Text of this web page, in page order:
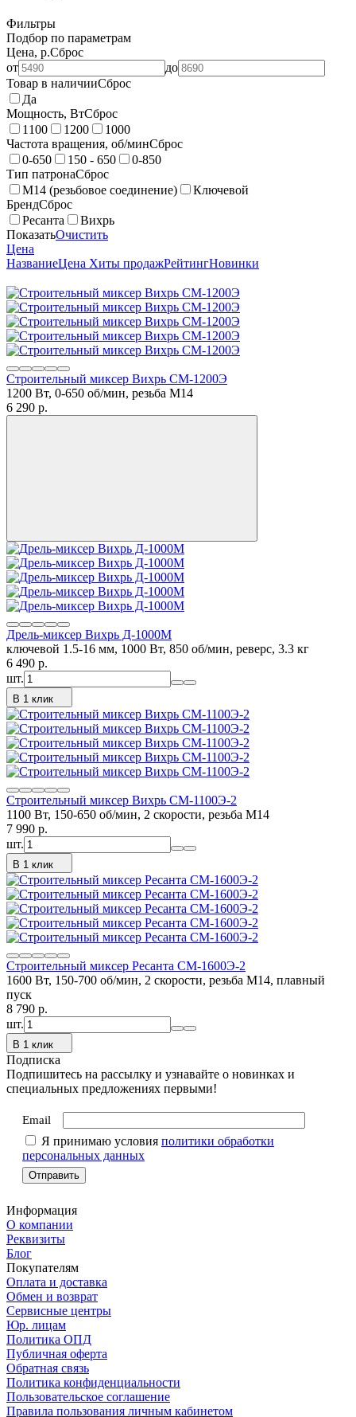
Фильтры
Подбор по параметрам
Цена, р.Сброс
от
до
Товар в наличииСброс
Да
Мощность, ВтСброс
1100
1200
1000
Частота вращения, об/минСброс
0-650
150 - 650
0-850
Тип патронаСброс
М14 (резьбовое соединение)
Ключевой
БрендСброс
Ресанта
Вихрь
ПоказатьОчистить
Цена
НазваниеЦена Хиты продажРейтингНовинки
Строительный миксер Вихрь СМ-1200Э
1200 Вт, 0-650 об/мин, резьба М14
6 290 p.
Дрель-миксер Вихрь Д-1000М
ключевой 1.5-16 мм, 1000 Вт, 850 об/мин, реверс, 3.3 кг
6 490 p.
шт.
В 1 клик
Строительный миксер Вихрь СМ-1100Э-2
1100 Вт, 150-650 об/мин, 2 скорости, резьба М14
7 990 p.
шт.
В 1 клик
Строительный миксер Ресанта СМ-1600Э-2
1600 Вт, 150-700 об/мин, 2 скорости, резьба М14, плавный
пуск
8 790 p.
шт.
В 1 клик
Подписка
Подпишитесь на рассылку и узнавайте о новинках и
специальных предложениях первыми!
Email
Я принимаю условия политики обработки
персональных данных
Информация
О компании
Реквизиты
Блог
Покупателям
Оплата и доставка
Обмен и возврат
Сервисные центры
Юр. лицам
Политика ОПД
Публичная оферта
Обратная связь
Политика конфиденциальности
Пользовательское соглашение
Правила пользования личным кабинетом